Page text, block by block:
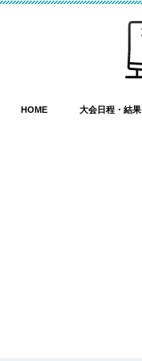
HOME 大会日程・結果